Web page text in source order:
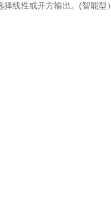
线性或开方输出。(智能型）